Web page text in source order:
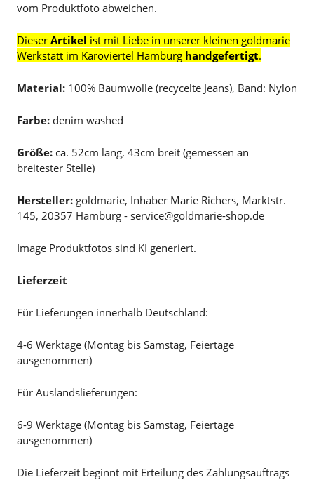
vom Produktfoto abweichen.
Dieser Artikel ist mit Liebe in unserer kleinen goldmarie
Werkstatt im Karoviertel Hamburg handgefertigt.
Material: 100% Baumwolle (recycelte Jeans), Band: Nylon
Farbe: denim washed
Größe: ca. 52cm lang, 43cm breit (gemessen an
breitester Stelle)
Hersteller: goldmarie, Inhaber Marie Richers, Marktstr.
145, 20357 Hamburg - service@goldmarie-shop.de
Image Produktfotos sind KI generiert.
Lieferzeit
Für Lieferungen innerhalb Deutschland:
4-6 Werktage (Montag bis Samstag, Feiertage
ausgenommen)
Für Auslandslieferungen:
6-9 Werktage (Montag bis Samstag, Feiertage
ausgenommen)
Die Lieferzeit beginnt mit Erteilung des Zahlungsauftrags